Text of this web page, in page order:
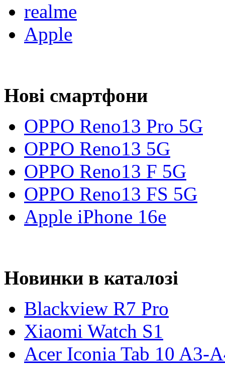
realme
Apple
Нові смартфони
OPPO Reno13 Pro 5G
OPPO Reno13 5G
OPPO Reno13 F 5G
OPPO Reno13 FS 5G
Apple iPhone 16e
Новинки в каталозі
Blackview R7 Pro
Xiaomi Watch S1
Acer Iconia Tab 10 A3-